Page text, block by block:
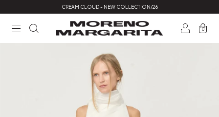
CREAM CLOUD - NEW COLLECTION/26
0